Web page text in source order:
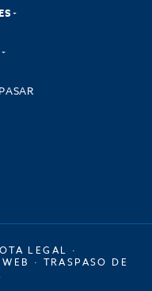
LEGAL ·
· TRASPASO DE